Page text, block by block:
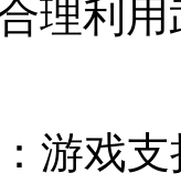
理利
游戏